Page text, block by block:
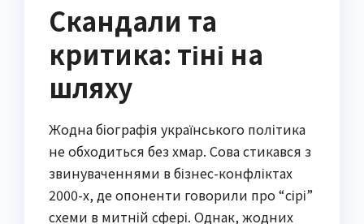
Скандали та
критика: тіні на
шляху
Жодна біографія українського політика
не обходиться без хмар. Сова стикався з
звинуваченнями в бізнес-конфліктах
2000-х, де опоненти говорили про “сірі”
схеми в митній сфері. Однак, жодних